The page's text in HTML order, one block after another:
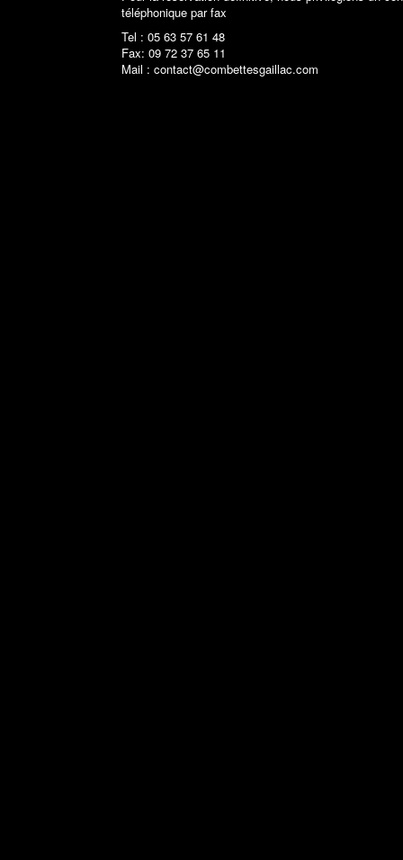
téléphonique par fax
Tel : 05 63 57 61 48
Fax: 09 72 37 65 11
Mail : contact@combettesgaillac.com